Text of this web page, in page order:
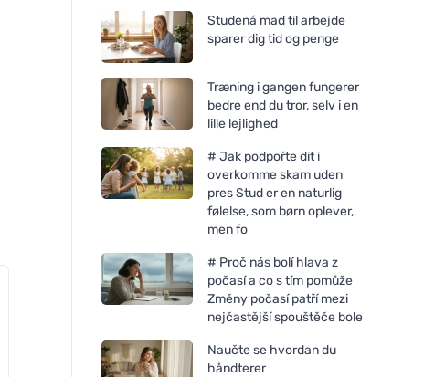
Studená mad til arbejde
sparer dig tid og penge
Træning i gangen fungerer
bedre end du tror, selv i en
lille lejlighed
# Jak podpořte dit i
overkomme skam uden
pres Stud er en naturlig
følelse, som børn oplever,
men fo
# Proč nás bolí hlava z
počasí a co s tím pomůže
Změny počasí patří mezi
nejčastější spouštěče bole
Naučte se hvordan du
håndterer